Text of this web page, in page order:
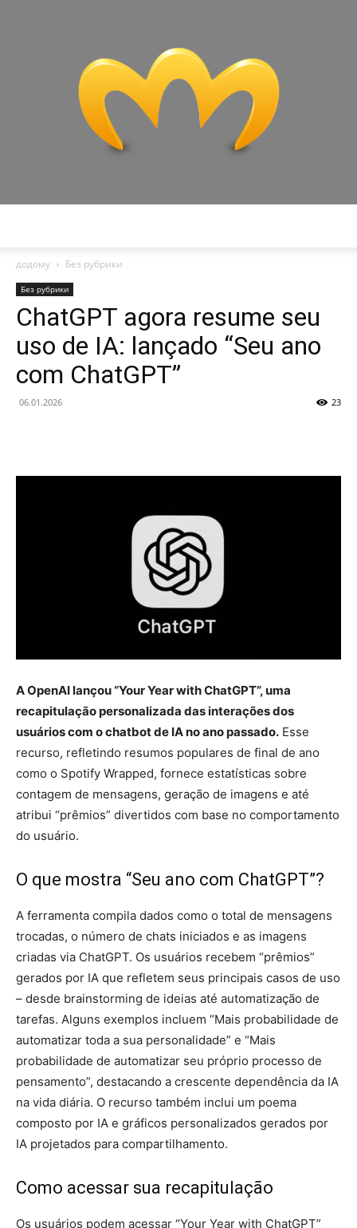
додому
Без рубрики
Без рубрики
ChatGPT agora resume seu
uso de IA: lançado “Seu ano
com ChatGPT”
06.01.2026 23
A OpenAI lançou “Your Year with ChatGPT”, uma
recapitulação personalizada das interações dos
usuários com o chatbot de IA no ano passado. Esse
recurso, refletindo resumos populares de final de ano
como o Spotify Wrapped, fornece estatísticas sobre
contagem de mensagens, geração de imagens e até
atribui “prêmios” divertidos com base no comportamento
do usuário.
O que mostra “Seu ano com ChatGPT”?
A ferramenta compila dados como o total de mensagens
trocadas, o número de chats iniciados e as imagens
criadas via ChatGPT. Os usuários recebem “prêmios”
gerados por IA que refletem seus principais casos de uso
– desde brainstorming de ideias até automatização de
tarefas. Alguns exemplos incluem “Mais probabilidade de
automatizar toda a sua personalidade” e “Mais
probabilidade de automatizar seu próprio processo de
pensamento”, destacando a crescente dependência da IA
​​na vida diária. O recurso também inclui um poema
composto por IA e gráficos personalizados gerados por
IA projetados para compartilhamento.
Como acessar sua recapitulação
Os usuários podem acessar “Your Year with ChatGPT”